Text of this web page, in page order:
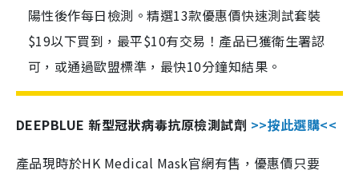
陽性後作每日檢測。精選13款優惠價快速測試套裝
$19以下買到，最平$10有交易！產品已獲衛生署認
可，或通過歐盟標準，最快10分鐘知結果。
DEEPBLUE 新型冠狀病毒抗原檢測試劑 >>按此選購<<
產品現時於HK Medical Mask官網有售，優惠價只要